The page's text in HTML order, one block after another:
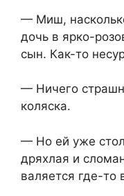
— Миш,
дочь в ярко-
сын. Как-то
— Ничего
коляска.
— Но ей уже
дряхлая и
валяется где-то